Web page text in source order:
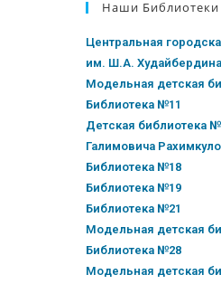
Наши Библиотеки
Центральная
им. Ш.А. Худайбердина
Модельная детская
Библиотека №11
Детская библиотека
Галимовича
Библиотека №18
Библиотека №19
Библиотека №21
Модельная детская
Библиотека №28
Модельная детская